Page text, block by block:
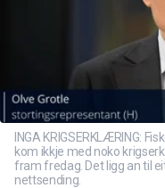
INGA KRIGSERKLÆRING:
kom ikkje med noko
fram fredag. Det ligg an til
nettsending.